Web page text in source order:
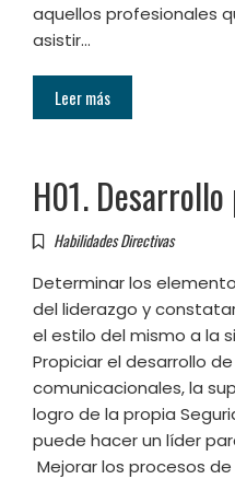
aquellos profesionales
asistir…
Leer más
H01.
Habilidades Directivas
Determinar los
del liderazgo y
el estilo del mismo a la
Propiciar el desarrollo
comunicacionales, la
logro de la propia
puede hacer un líder
Mejorar los procesos